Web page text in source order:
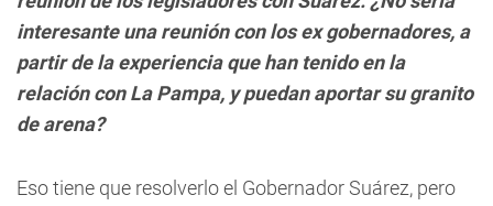
interesante una reunión con los ex gobernadores, a
partir de la experiencia que han tenido en la
relación con La Pampa, y puedan aportar su granito
de arena?
Eso tiene que resolverlo el Gobernador Suárez, pero